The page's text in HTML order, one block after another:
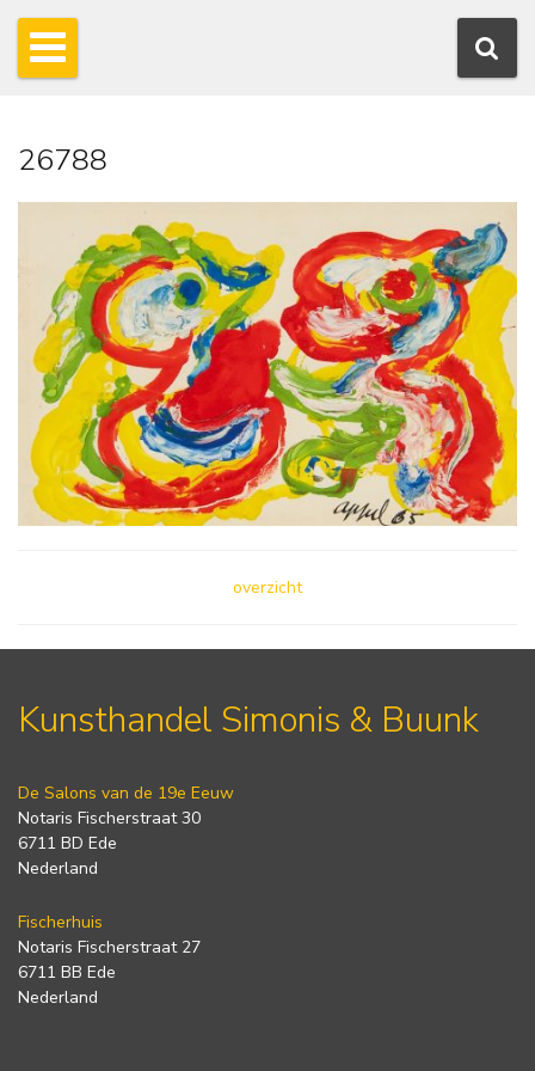
26788
overzicht
Kunsthandel Simonis & Buunk
De Salons van de 19e Eeuw
Notaris Fischerstraat 30
6711 BD Ede
Nederland
Fischerhuis
Notaris Fischerstraat 27
6711 BB Ede
Nederland